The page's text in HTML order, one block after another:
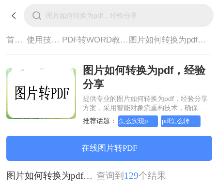
首页> 使用技巧> PDF转WORD教程> 图片如何转换为pdf，经验分享
图片如何转换为pdf，经验
分享
提供专业的图片如何转换为pdf，经验分享
方案，采用智能对象流重构技术，确保文
档1:1高保真还原且排版不乱码。支持一键
批量处理，全链路 SSL 加密保障隐私安
全。助您快速实现图片如何转换为pdf，经
验分享，无需安装，高效办公。
推荐话题： 怎么实现pdf转Word？详细方法教学
在线图片转PDF
图片如何转换为pdf，经验分享 查询到 129个结果